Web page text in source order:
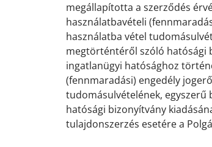
megállapította a szerződés
használatbavételi
használatba vétel
megtörténtéről szóló hatósági
ingatlanügyi hatósághoz
(fennmaradási) engedély
tudomásulvételének,
hatósági bizonyítvány
tulajdonszerzés esetére a